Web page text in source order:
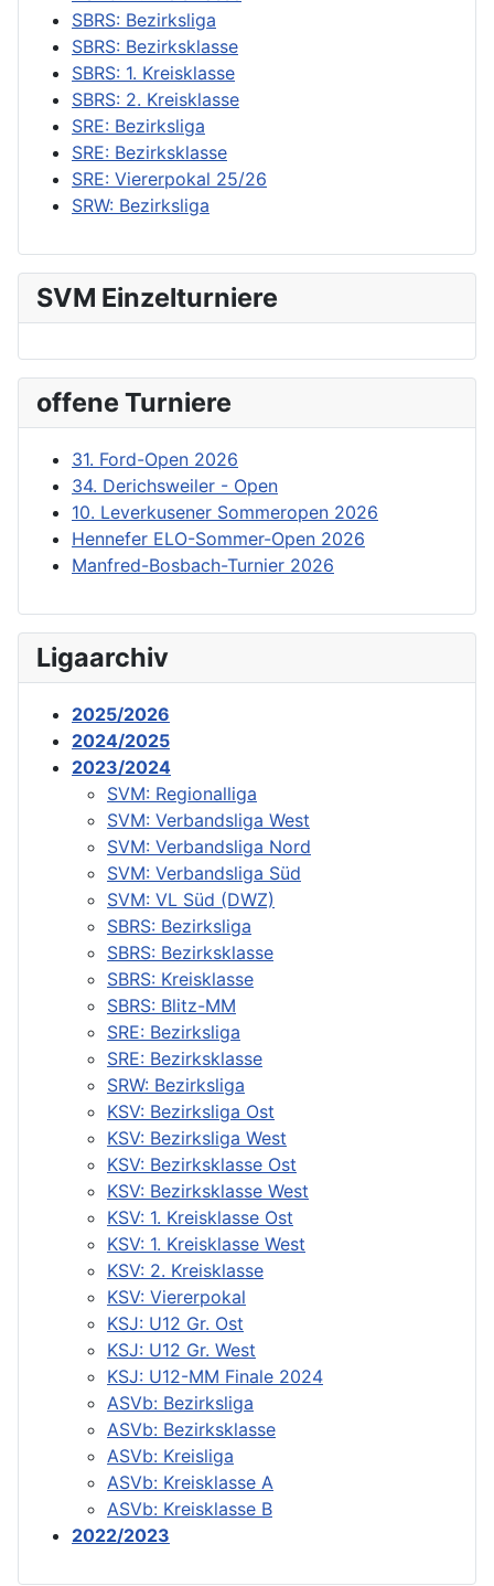
SBRS: Bezirksliga
SBRS: Bezirksklasse
SBRS: 1. Kreisklasse
SBRS: 2. Kreisklasse
SRE: Bezirksliga
SRE: Bezirksklasse
SRE: Viererpokal 25/26
SRW: Bezirksliga
SVM Einzelturniere
offene Turniere
31. Ford-Open 2026
34. Derichsweiler - Open
10. Leverkusener Sommeropen 2026
Hennefer ELO-Sommer-Open 2026
Manfred-Bosbach-Turnier 2026
Ligaarchiv
2025/2026
2024/2025
2023/2024
SVM: Regionalliga
SVM: Verbandsliga West
SVM: Verbandsliga Nord
SVM: Verbandsliga Süd
SVM: VL Süd (DWZ)
SBRS: Bezirksliga
SBRS: Bezirksklasse
SBRS: Kreisklasse
SBRS: Blitz-MM
SRE: Bezirksliga
SRE: Bezirksklasse
SRW: Bezirksliga
KSV: Bezirksliga Ost
KSV: Bezirksliga West
KSV: Bezirksklasse Ost
KSV: Bezirksklasse West
KSV: 1. Kreisklasse Ost
KSV: 1. Kreisklasse West
KSV: 2. Kreisklasse
KSV: Viererpokal
KSJ: U12 Gr. Ost
KSJ: U12 Gr. West
KSJ: U12-MM Finale 2024
ASVb: Bezirksliga
ASVb: Bezirksklasse
ASVb: Kreisliga
ASVb: Kreisklasse A
ASVb: Kreisklasse B
2022/2023